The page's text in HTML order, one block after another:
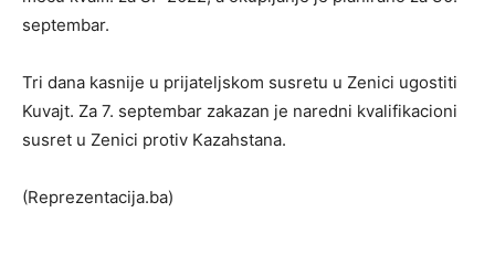
septembar.
Tri dana kasnije u prijateljskom susretu u Zenici ugostiti
Kuvajt. Za 7. septembar zakazan je naredni kvalifikacioni
susret u Zenici protiv Kazahstana.
(Reprezentacija.ba)